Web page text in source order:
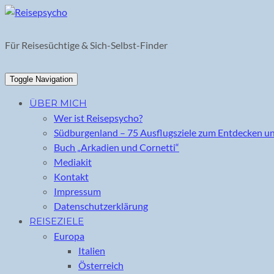
Skip
content
Für Reisesüchtige & Sich-Selbst-Finder
Toggle Navigation
ÜBER MICH
Wer ist Reisepsycho?
Südburgenland – 75 Ausflugsziele zum Entdecken
Buch „Arkadien und Cornetti“
Mediakit
Kontakt
Impressum
Datenschutzerklärung
REISEZIELE
Europa
Italien
Österreich